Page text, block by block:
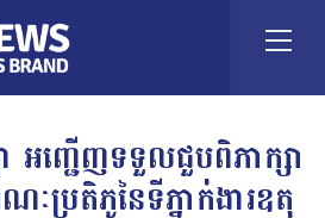
ឋា អញ្ជើញទទួលជួបពិភាក្សា
ៈប្រតិភូនៃទីភ្នាក់ងារឧតុ